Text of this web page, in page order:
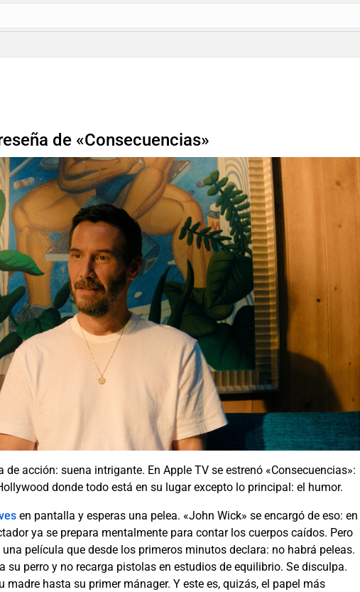
de «Consecuencias»
de acción: suena intrigante. En Apple TV se estrenó «Consecuencias»:
donde todo está en su lugar excepto lo principal: el humor.
en pantalla y esperas una pelea. «John Wick» se encargó de eso: en
ya se prepara mentalmente para contar los cuerpos caídos. Pero
una película que desde los primeros minutos declara: no habrá peleas.
su perro y no recarga pistolas en estudios de equilibrio. Se disculpa.
madre hasta su primer mánager. Y este es, quizás, el papel más